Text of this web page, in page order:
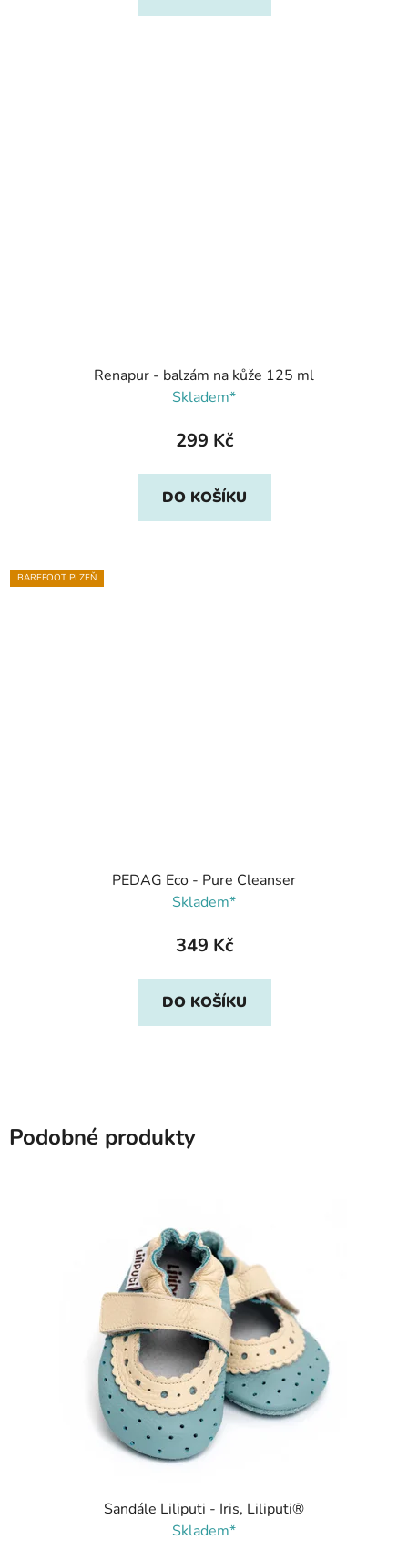
Renapur - balzám na kůže 125 ml
Skladem*
299 Kč
DO KOŠÍKU
BAREFOOT PLZEŇ
PEDAG Eco - Pure Cleanser
Skladem*
349 Kč
DO KOŠÍKU
Podobné produkty
Sandále Liliputi - Iris, Liliputi®
Skladem*